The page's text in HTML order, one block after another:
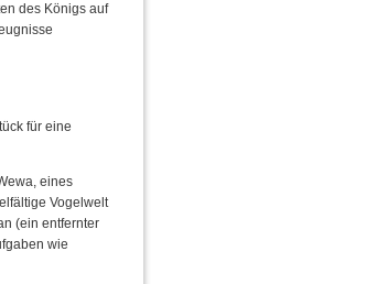
des Königs auf
für eine
eines
Vogelwelt
(ein entfernter
wie